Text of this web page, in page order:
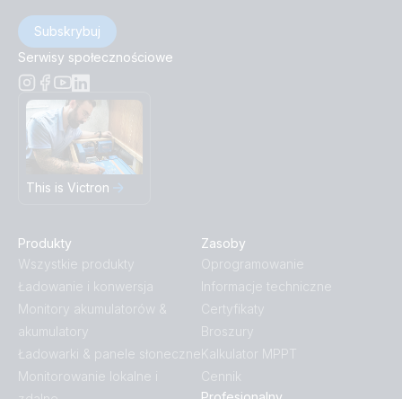
Subskrybuj
Serwisy społecznościowe
This is Victron
Produkty
Wszystkie produkty
Ładowanie i konwersja
Monitory akumulatorów &
akumulatory
Ładowarki & panele słoneczne
Monitorowanie lokalne i
Zasoby
Oprogramowanie
Informacje techniczne
Certyfikaty
Broszury
Kalkulator MPPT
Cennik